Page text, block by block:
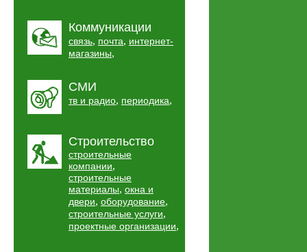
Коммуникации
связь, почта, интернет-
магазины,
СМИ
тв и радио, периодика,
Строительство
строительные
компании,
строительные
материалы, окна и
двери, оборудование,
строительные услуги,
проектные организации,